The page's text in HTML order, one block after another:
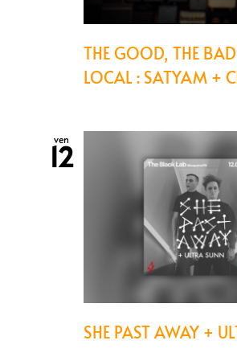
THE GOOD, THE
LOCAL : SATYAM +
ven
12
SHE PAST AWAY +